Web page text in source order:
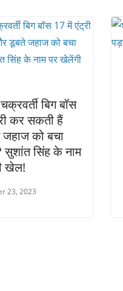
बिग बॉस
कर सकती हैं
को बचा
सुशांत सिंह के नाम
खेल!
23, 2023